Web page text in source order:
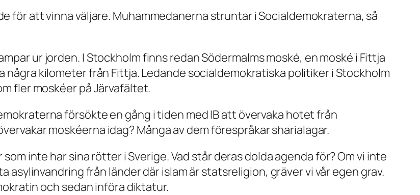
för att vinna väljare. Muhammedanerna struntar i Socialdemokraterna, så
ur jorden. I Stockholm finns redan Södermalms moské, en moské i Fittja
några kilometer från Fittja. Ledande socialdemokratiska politiker i Stockholm
fler moskéer på Järvafältet.
försökte en gång i tiden med IB att övervaka hotet från
moskéerna idag? Många av dem förespråkar sharialagar.
inte har sina rötter i Sverige. Vad står deras dolda agenda för? Om vi inte
från länder där islam är statsreligion, gräver vi vår egen grav.
och sedan införa diktatur.